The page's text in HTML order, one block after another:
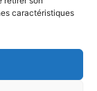
caractéristiques